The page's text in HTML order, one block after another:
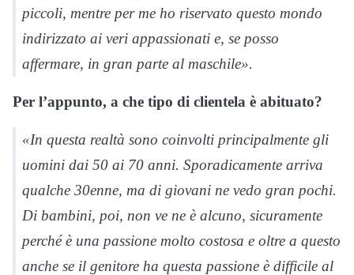
piccoli, mentre per me ho riservato questo mondo
indirizzato ai veri appassionati e, se posso
affermare, in gran parte al maschile».
Per l’appunto, a che tipo di clientela è abituato?
«In questa realtà sono coinvolti principalmente gli
uomini dai 50 ai 70 anni. Sporadicamente arriva
qualche 30enne, ma di giovani ne vedo gran pochi.
Di bambini, poi, non ve ne è alcuno, sicuramente
perché è una passione molto costosa e oltre a questo
anche se il genitore ha questa passione è difficile al